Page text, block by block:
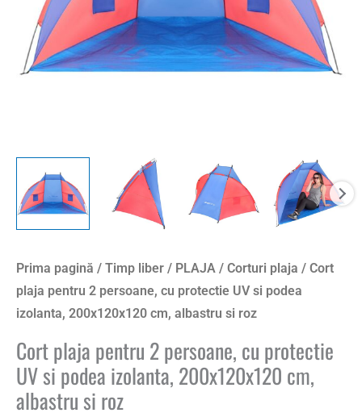
Prima pagină / Timp liber / PLAJA / Corturi plaja / Cort
plaja pentru 2 persoane, cu protectie UV si podea
izolanta, 200x120x120 cm, albastru si roz
Cort plaja pentru 2 persoane, cu protectie
UV si podea izolanta, 200x120x120 cm,
albastru si roz